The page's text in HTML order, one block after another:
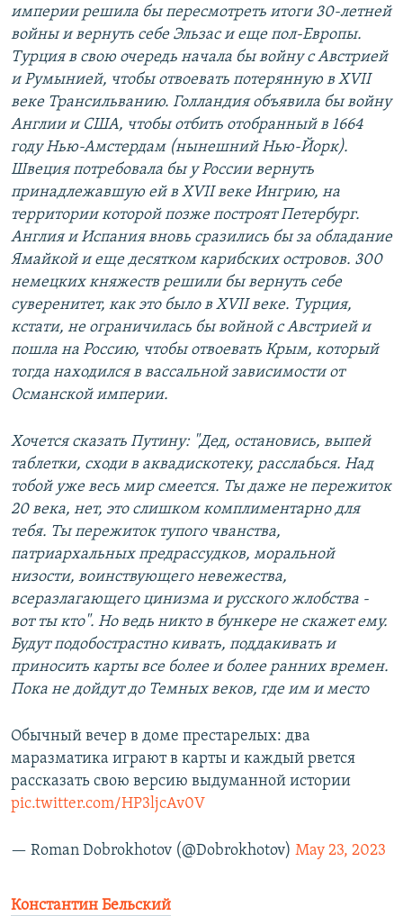
империи решила бы пересмотреть итоги 30-летней
войны и вернуть себе Эльзас и еще пол-Европы.
Турция в свою очередь начала бы войну с Австрией
и Румынией, чтобы отвоевать потерянную в XVII
веке Трансильванию. Голландия объявила бы войну
Англии и США, чтобы отбить отобранный в 1664
году Нью-Амстердам (нынешний Нью-Йорк).
Швеция потребовала бы у России вернуть
принадлежавшую ей в XVII веке Ингрию, на
территории которой позже построят Петербург.
Англия и Испания вновь сразились бы за обладание
Ямайкой и еще десятком карибских островов. 300
немецких княжеств решили бы вернуть себе
суверенитет, как это было в XVII веке. Турция,
кстати, не ограничилась бы войной с Австрией и
пошла на Россию, чтобы отвоевать Крым, который
тогда находился в вассальной зависимости от
Османской империи.
Хочется сказать Путину: "Дед, остановись, выпей
таблетки, сходи в аквадискотеку, расслабься. Над
тобой уже весь мир смеется. Ты даже не пережиток
20 века, нет, это слишком комплиментарно для
тебя. Ты пережиток тупого чванства,
патриархальных предрассудков, моральной
низости, воинствующего невежества,
всеразлагающего цинизма и русского жлобства -
вот ты кто". Но ведь никто в бункере не скажет ему.
Будут подобострастно кивать, поддакивать и
приносить карты все более и более ранних времен.
Пока не дойдут до Темных веков, где им и место
Обычный вечер в доме престарелых: два
маразматика играют в карты и каждый рвется
рассказать свою версию выдуманной истории
pic.twitter.com/HP3ljcAv0V
— Roman Dobrokhotov (@Dobrokhotov) May 23, 2023
Константин Бельский